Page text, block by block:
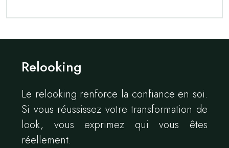
Relooking
Le relooking renforce la confiance en soi.
Si vous réussissez votre transformation de
look, vous exprimez qui vous êtes
réellement.